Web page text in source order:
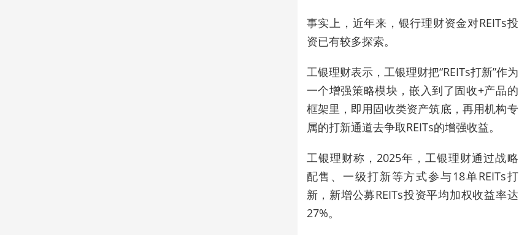
事实上，近年来，银行理财资金对REITs投
资已有较多探索。
工银理财表示，工银理财把“REITs打新”作为
一个增强策略模块，嵌入到了固收+产品的
框架里，即用固收类资产筑底，再用机构专
属的打新通道去争取REITs的增强收益。
工银理财称，2025年，工银理财通过战略
配售、一级打新等方式参与18单REITs打
新，新增公募REITs投资平均加权收益率达
27%。